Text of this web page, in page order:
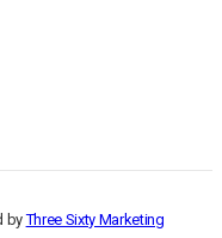
byThree Sixty Marketing